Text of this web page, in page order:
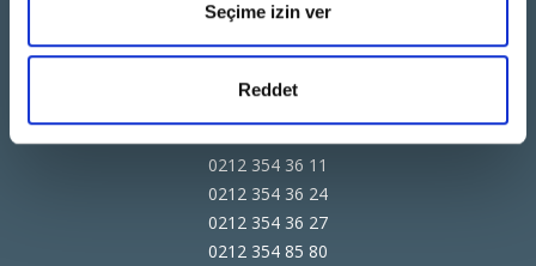
Seçime izin ver
Reddet
5. Levent Mah. Mareşal Fevzi Çakmak Cad. B Blok No:29/1/1
Eyüpsultan/İstanbul 34060
0212 354 36 11
0212 354 36 24
0212 354 36 27
0212 354 85 80